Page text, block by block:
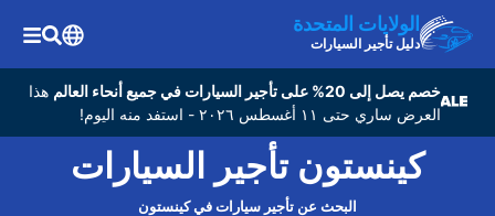
الولايات المتحدة
دليل تأجير السيارات
خصم يصل إلى 20% على تأجير السيارات في جميع أنحاء العالم
هذا
العرض ساري حتى ١١ أغسطس ٢٠٢٦ - استفد منه اليوم!
كينستون تأجير السيارات
البحث عن تأجير سيارات في كينستون